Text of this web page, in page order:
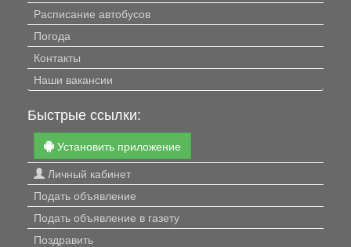
Расписание автобусов
Погода
Контакты
Наши вакансии
Быстрые ссылки:
Установить приложение
Личный кабинет
Подать объявление
Подать объявление в газету
Поздравить